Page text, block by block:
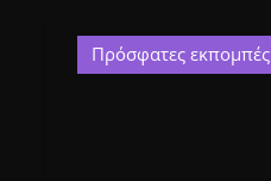
Πρόσφατες εκπομπές